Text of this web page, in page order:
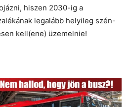
hiszen 2030-ig a
legalább helyileg szén-
kell(ene) üzemelnie!